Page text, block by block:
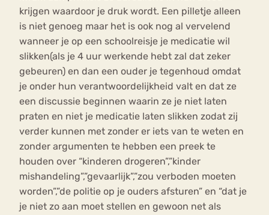
krijgen waardoor je druk wordt. Een pilletje alleen
is niet genoeg maar het is ook nog al vervelend
wanneer je op een schoolreisje je medicatie wil
slikken(als je 4 uur werkende hebt zal dat zeker
gebeuren) en dan een ouder je tegenhoud omdat
je onder hun verantwoordelijkheid valt en dat ze
een discussie beginnen waarin ze je niet laten
praten en niet je medicatie laten slikken zodat zij
verder kunnen met zonder er iets van te weten en
zonder argumenten te hebben een preek te
houden over “kinderen drogeren”,”kinder
mishandeling”,”gevaarlijk”,”zou verboden moeten
worden”,”de politie op je ouders afsturen” en “dat je
je niet zo aan moet stellen en gewoon net als